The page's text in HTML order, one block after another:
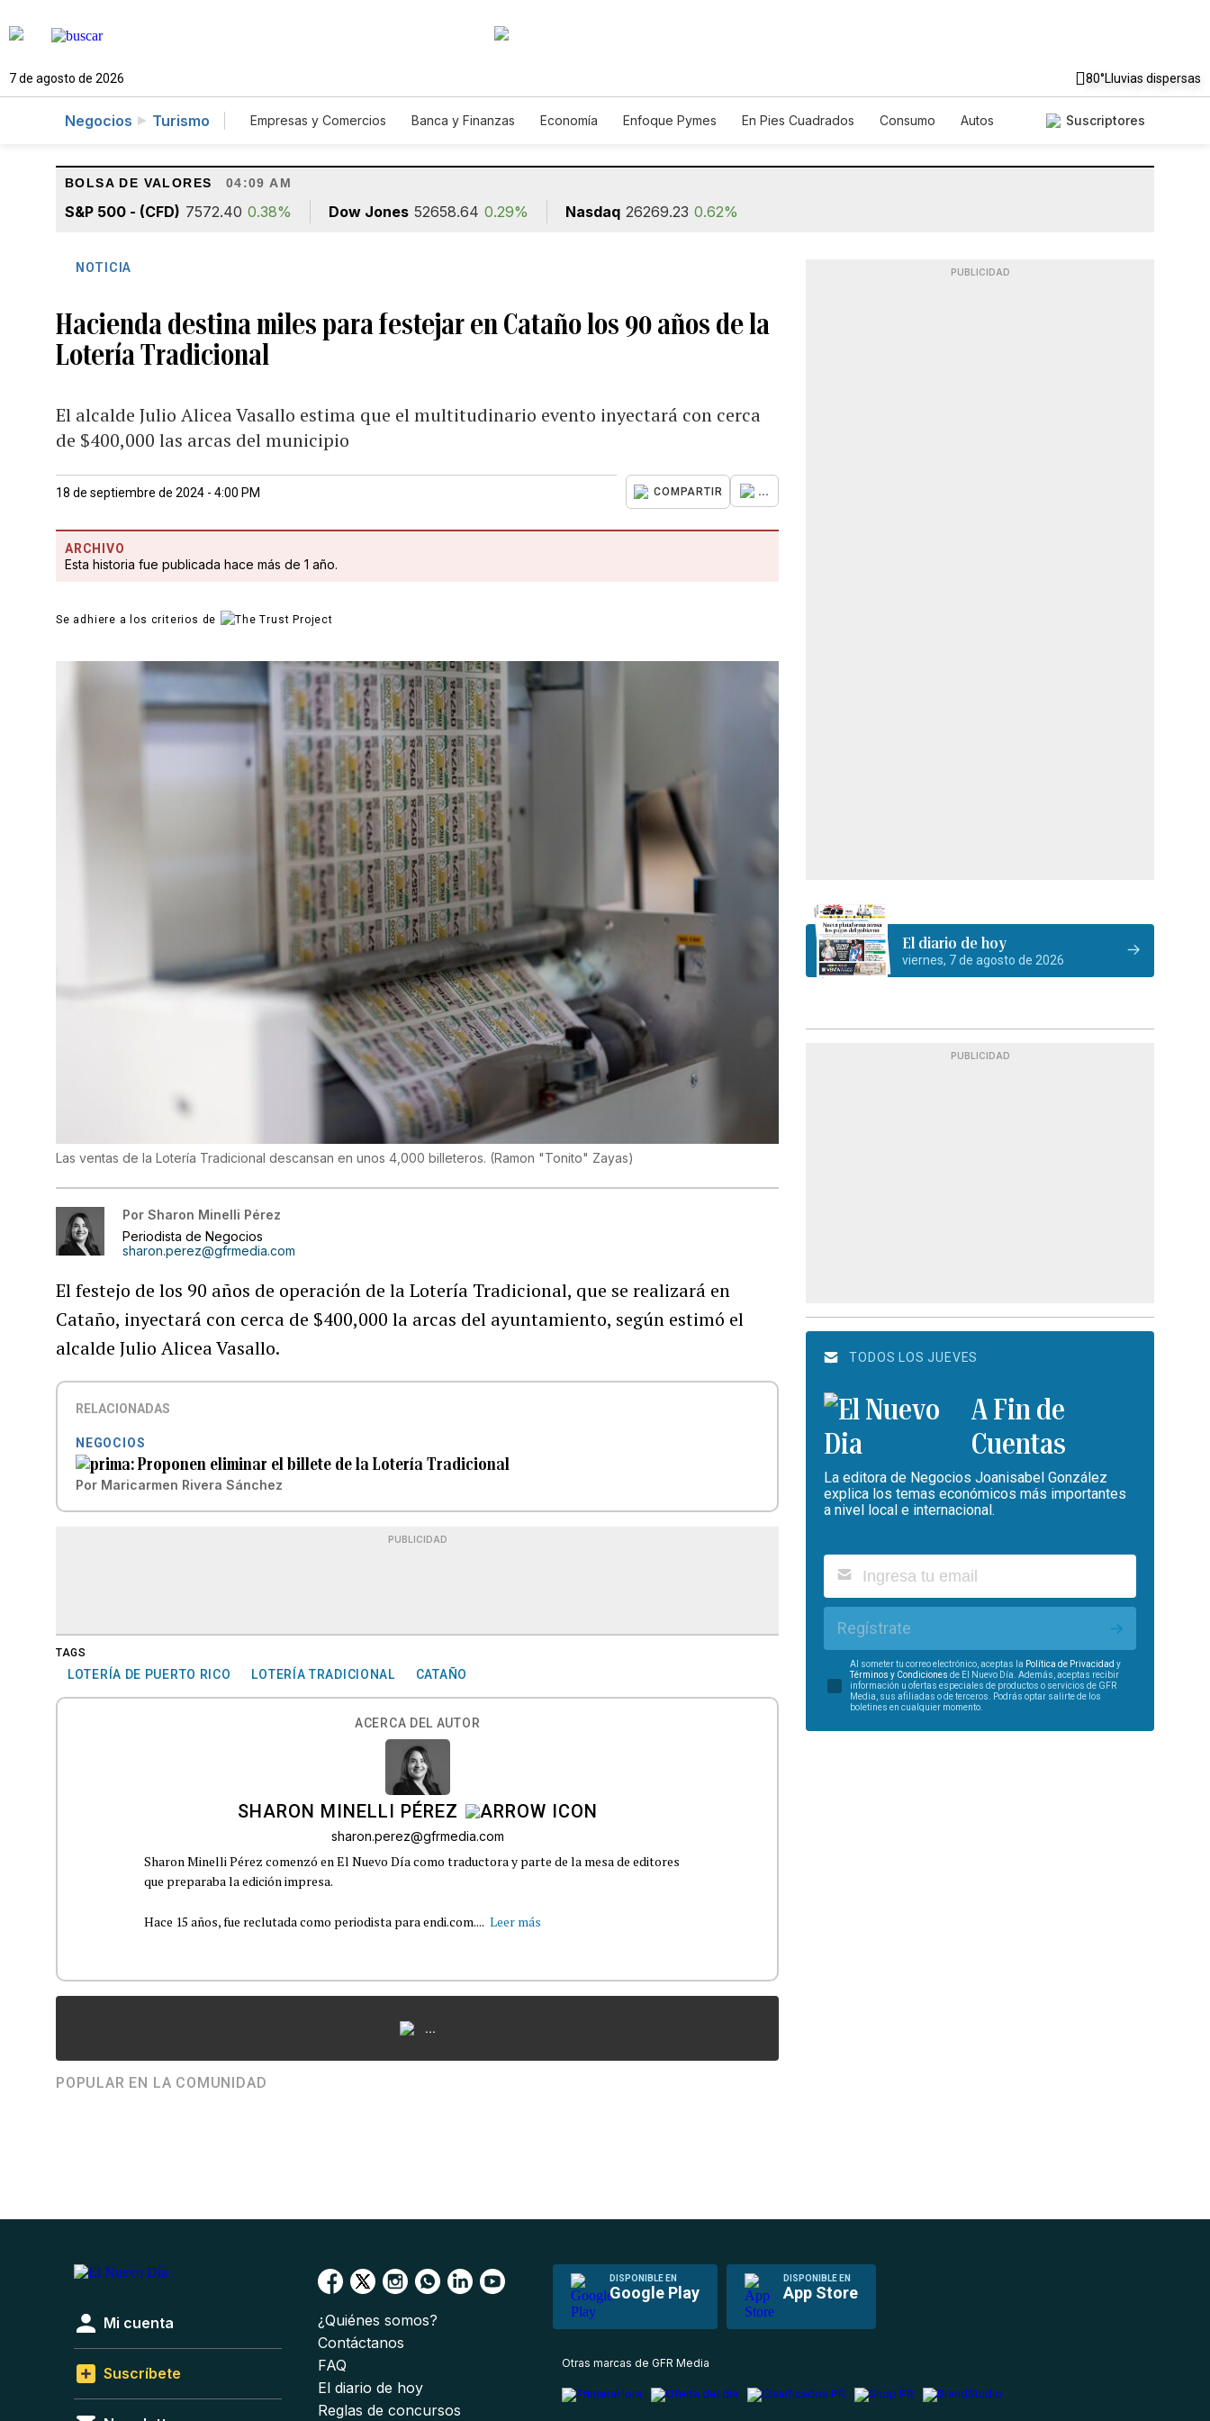
7 de agosto de 2026 80°Lluvias dispersas
Negocios Turismo Empresas y Comercios Banca y Finanzas Economía Enfoque Pymes En Pies Cuadrados Consumo
Autos
Suscriptores
BOLSA DE VALORES 04:09 AM
S&P 500 - (CFD) 7572.40 0.38% Dow Jones 52658.64 0.29% Nasdaq 26269.23 0.62%
NOTICIA
Hacienda destina miles para festejar en Cataño los 90 años de la
Lotería Tradicional
El alcalde Julio Alicea Vasallo estima que el multitudinario evento inyectará con cerca
de $400,000 las arcas del municipio
18 de septiembre de 2024 - 4:00 PM COMPARTIR ...
ARCHIVO
Esta historia fue publicada hace más de 1 año.
Se adhiere a los criterios de
Las ventas de la Lotería Tradicional descansan en unos 4,000 billeteros. (Ramon "Tonito" Zayas)
Por Sharon Minelli Pérez
Periodista de Negocios
sharon.perez@gfrmedia.com
El festejo de los 90 años de operación de la Lotería Tradicional, que se realizará en
Cataño, inyectará con cerca de $400,000 la arcas del ayuntamiento, según estimó el
alcalde Julio Alicea Vasallo.
RELACIONADAS
NEGOCIOS
Proponen eliminar el billete de la Lotería Tradicional
Por Maricarmen Rivera Sánchez
PUBLICIDAD
TAGS
LOTERÍA DE PUERTO RICO LOTERÍA TRADICIONAL CATAÑO
ACERCA DEL AUTOR
SHARON MINELLI PÉREZ
sharon.perez@gfrmedia.com
Sharon Minelli Pérez comenzó en El Nuevo Día como traductora y parte de la mesa de editores
que preparaba la edición impresa.
Hace 15 años, fue reclutada como periodista para endi.com.... Leer más
...
POPULAR EN LA COMUNIDAD
PUBLICIDAD
El diario de hoy
viernes, 7 de agosto de 2026
PUBLICIDAD
TODOS LOS JUEVES
A Fin de
Cuentas
La editora de Negocios Joanisabel González
explica los temas económicos más importantes
a nivel local e internacional.
Regístrate
Al someter tu correo electrónico, aceptas la Política de Privacidad y
Términos y Condiciones de El Nuevo Día. Además, aceptas recibir
información u ofertas especiales de productos o servicios de GFR
Media, sus afiliadas o de terceros. Podrás optar salirte de los
boletines en cualquier momento.
DISPONIBLE EN
Google Play
DISPONIBLE EN
App Store
Mi cuenta
Suscríbete
¿Quiénes somos?
Contáctanos
FAQ
El diario de hoy
Reglas de concursos
Otras marcas de GFR Media